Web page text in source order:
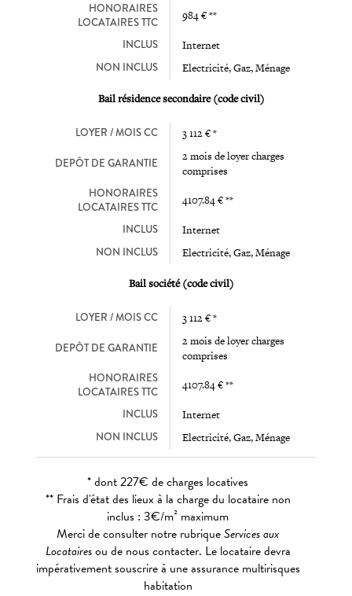
HONORAIRES
LOCATAIRES TTC
984 € **
INCLUS Internet
NON INCLUS Electricité, Gaz, Ménage
Bail résidence secondaire (code civil)
LOYER / MOIS CC 3 112 € *
DEPÔT DE GARANTIE
2 mois de loyer charges
comprises
HONORAIRES
LOCATAIRES TTC
4107.84 € **
INCLUS Internet
NON INCLUS Electricité, Gaz, Ménage
Bail société (code civil)
LOYER / MOIS CC 3 112 € *
DEPÔT DE GARANTIE
2 mois de loyer charges
comprises
HONORAIRES
LOCATAIRES TTC
4107.84 € **
INCLUS Internet
NON INCLUS Electricité, Gaz, Ménage
* dont 227€ de charges locatives
** Frais d'état des lieux à la charge du locataire non
inclus : 3€/m² maximum
Merci de consulter notre rubriqueServices aux
Locatairesou de nous contacter. Le locataire devra
impérativement souscrire à une assurance multirisques
habitation